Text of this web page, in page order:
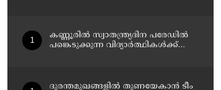
കണ്ണൂരിൽ സ്വാതന്ത്ര്യദിന പരേഡിൽ
പങ്കെടുക്കുന്ന വിദ്യാർത്ഥികൾക്ക്
ദുരന്തമുഖങ്ങളിൽ തുണയേകാൻ ടീം